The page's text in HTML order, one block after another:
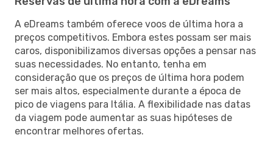
A eDreams também oferece voos de última hora a
preços competitivos. Embora estes possam ser mais
caros, disponibilizamos diversas opções a pensar nas
suas necessidades. No entanto, tenha em
consideração que os preços de última hora podem
ser mais altos, especialmente durante a época de
pico de viagens para Itália. A flexibilidade nas datas
da viagem pode aumentar as suas hipóteses de
encontrar melhores ofertas.